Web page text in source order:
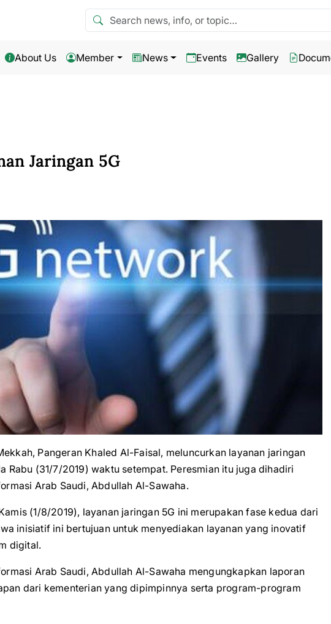
Search news
About Us Member News Events Gallery
Jaringan 5G
Pangeran Khaled Al-Faisal, meluncurkan layanan jaringan
Rabu (31/7/2019) waktu setempat. Peresmian itu juga dihadiri
Arab Saudi, Abdullah Al-Sawaha.
(1/8/2019), layanan jaringan 5G ini merupakan fase kedua dari
inisiatif ini bertujuan untuk menyediakan layanan yang inovatif
digital.
Arab Saudi, Abdullah Al-Sawaha mengungkapkan laporan
dari kementerian yang dipimpinnya serta program-program